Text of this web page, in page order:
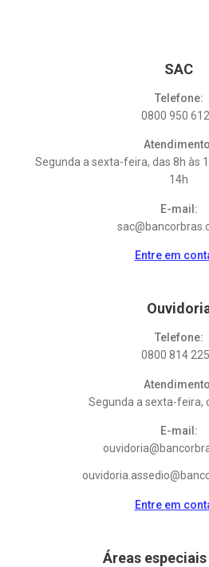
SAC
Telefone:
0800 950
Segunda a sexta-feira, das 8h às
14h
E-mail:
Entre em
Telefone:
0800 814
Segunda a sexta-feira,
E-mail:
Entre em
Áreas